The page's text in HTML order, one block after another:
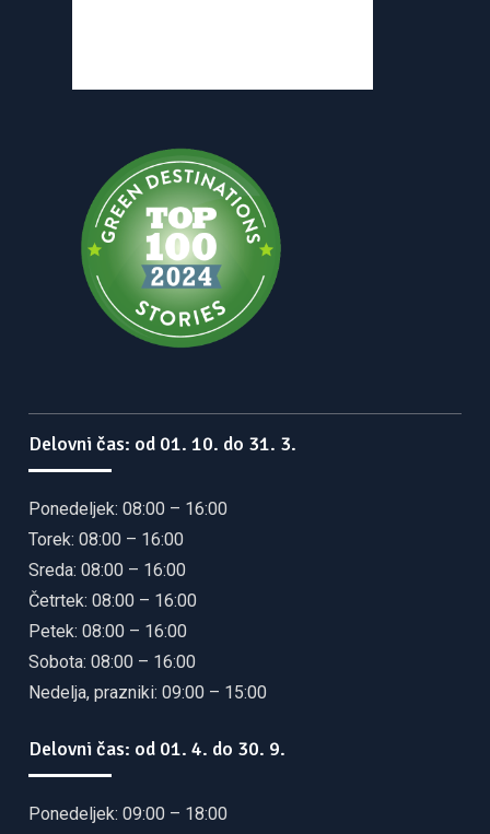
Delovni čas: od 01. 10. do 31. 3.
Ponedeljek: 08:00 – 16:00
Torek: 08:00 – 16:00
Sreda: 08:00 – 16:00
Četrtek: 08:00 – 16:00
Petek: 08:00 – 16:00
Sobota: 08:00 – 16:00
Nedelja, prazniki: 09:00 – 15:00
Delovni čas: od 01. 4. do 30. 9.
Ponedeljek: 09:00 – 18:00